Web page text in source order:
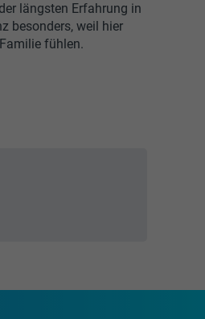
längsten Erfahrung in
besonders, weil hier
fühlen.